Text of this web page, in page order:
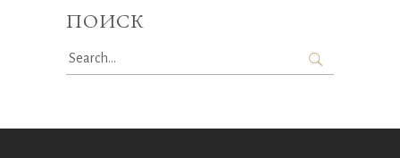
ПОИСК
Search
for: